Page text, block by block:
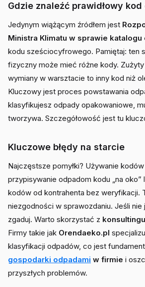
Gdzie znaleźć prawidłowy
Jedynym wiążącym źródłem jest
Ministra Klimatu w sprawie
kodu sześciocyfrowego. Pamiętaj: ten
fizyczny może mieć różne kody.
wymiany w warsztacie to inny kod niż
Kluczowy jest proces powstawania
klasyfikujesz odpady opakowaniowe,
tworzywa. Szczegółowość jest tu
Kluczowe błędy na starcie
Najczęstsze pomyłki? Używanie kodów
przypisywanie odpadom kodu „na oko”
kodów od kontrahenta bez weryfikacji.
niezgodności w sprawozdaniu. Jeśli nie
zgaduj. Warto skorzystać z
Firmy takie jak Orendaeko.pl
klasyfikacji odpadów, co jest
gospodarki odpadami w firmie i
przyszłych problemów.